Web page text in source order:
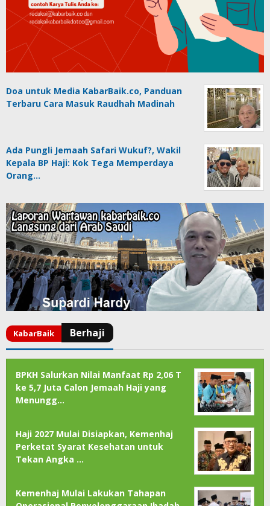
Doa untuk Media KabarBaik.co, Panduan
Terbaru Cara Masuk Raudhah Madinah
Ada Pungli Jemaah Safari Wukuf?, Wakil
Kepala BP Haji: Kok Tega Memperdaya
Orang…
BPKH Salurkan Nilai Manfaat Rp 2,06 T
ke 5,7 Juta Calon Jemaah Haji yang
Menungg…
Haji 2027 Mulai Disiapkan, Kemenhaj
Perketat Syarat Kesehatan untuk
Tekan Angka …
Kemenhaj Mulai Lakukan Tahapan